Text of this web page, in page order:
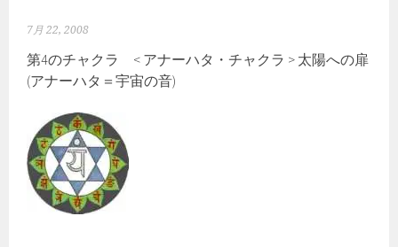
7月 22, 2008
第4のチャクラ < アナーハタ・チャクラ > 太陽への扉
(アナーハタ＝宇宙の音)